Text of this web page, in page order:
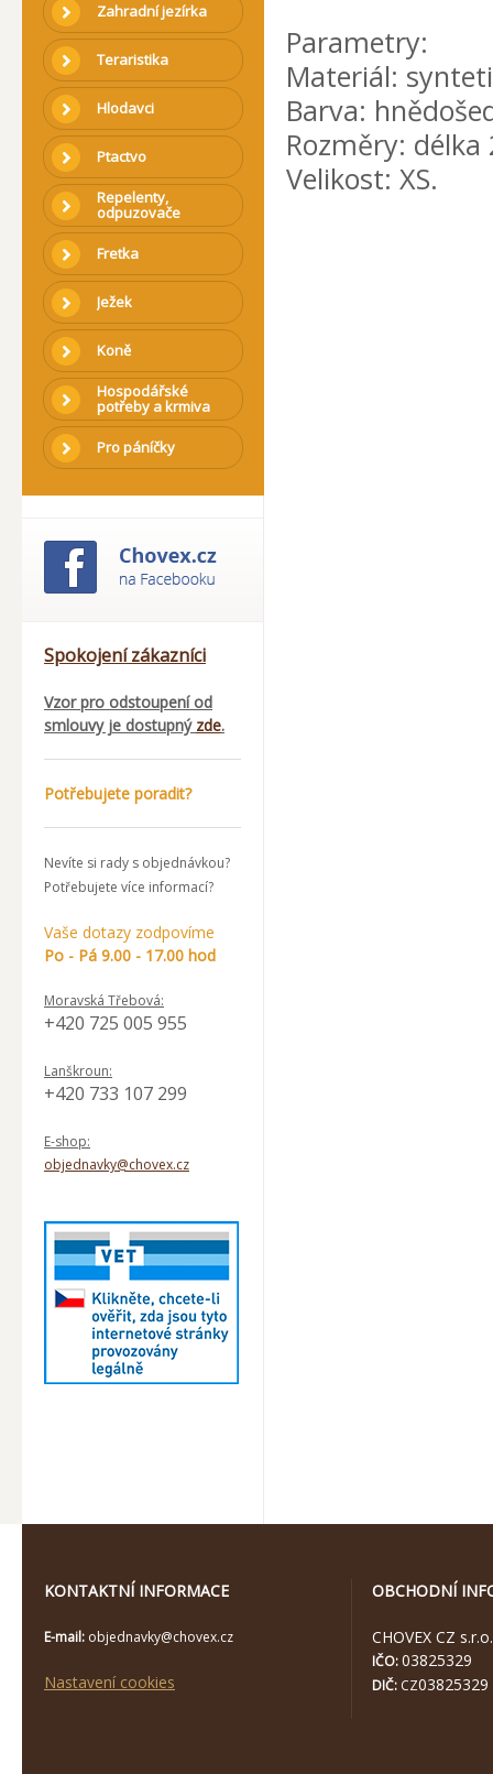
Zahradní jezírka
Teraristika
Hlodavci
Ptactvo
Repelenty,
odpuzovače
Fretka
Ježek
Koně
Hospodářské
potřeby a krmiva
Pro páníčky
Spokojení zákazníci
Vzor pro odstoupení od
smlouvy je dostupný zde.
Potřebujete poradit?
Nevíte si rady s objednávkou?
Potřebujete více informací?
Vaše dotazy zodpovíme
Po - Pá 9.00 - 17.00 hod
Moravská Třebová:
+420 725 005 955
Lanškroun:
+420 733 107 299
E-shop:
objednavky@chovex.cz
Parametry:
Materiál:
Barva:
Rozměry:
Velikost: XS.
KONTAKTNÍ INFORMACE
E-mail: objednavky@chovex.cz
Nastavení cookies
OBCHODNÍ
CHOVEX CZ s.r.o.
IČO:03825329
DIČ: CZ03825329